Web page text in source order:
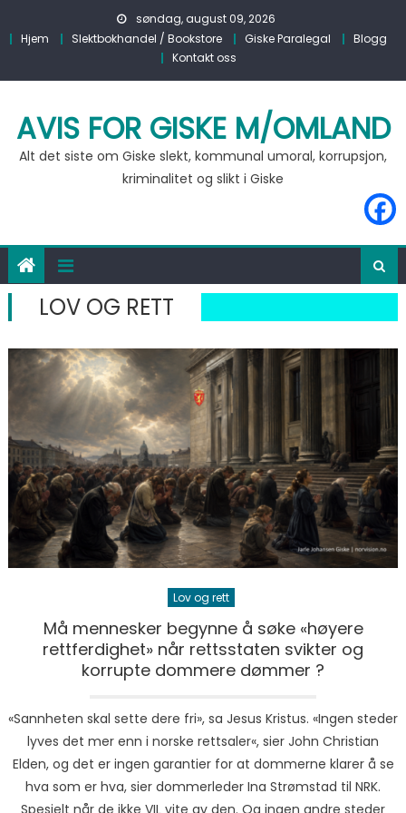
søndag, august 09, 2026
Hjem
Slektbokhandel / Bookstore Giske Paralegal
Blogg
Kontakt oss
AVIS FOR GISKE M/OMLAND
Alt det siste om Giske slekt, kommunal umoral, korrupsjon,
kriminalitet og slikt i Giske
LOV OG RETT
Lov og rett
Må mennesker begynne å søke «høyere
rettferdighet» når rettsstaten svikter og
korrupte dommere dømmer ?
«Sannheten skal sette dere fri», sa Jesus Kristus. «Ingen steder
lyves det mer enn i norske rettsaler«, sier John Christian
Elden, og det er ingen garantier for at dommerne klarer å se
hva som er hva, sier dommerleder Ina Strømstad til NRK.